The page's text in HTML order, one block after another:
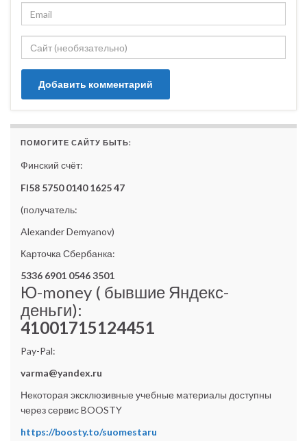
ПОМОГИТЕ САЙТУ БЫТЬ:
Финский счёт:
FI58 5750 0140 1625 47
(получатель:
Alexander Demyanov)
Карточка Сбербанка:
5336 6901 0546 3501
Ю-money ( бывшие Яндекс-
деньги):
41001715124451
Pay-Pal:
varma@yandex.ru
Некоторая эксклюзивные учебные материалы доступны
через сервис BOOSTY
https://boosty.to/suomestaru